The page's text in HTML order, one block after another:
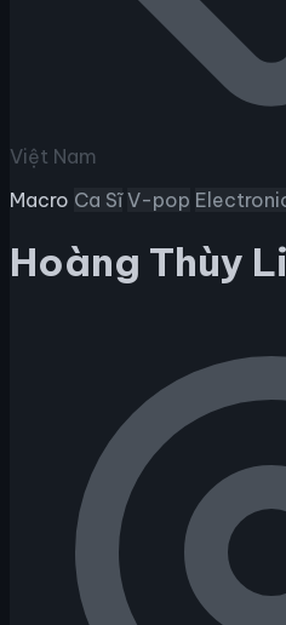
Việt Nam
Macro Ca Sĩ V-pop
Hoàng Thùy